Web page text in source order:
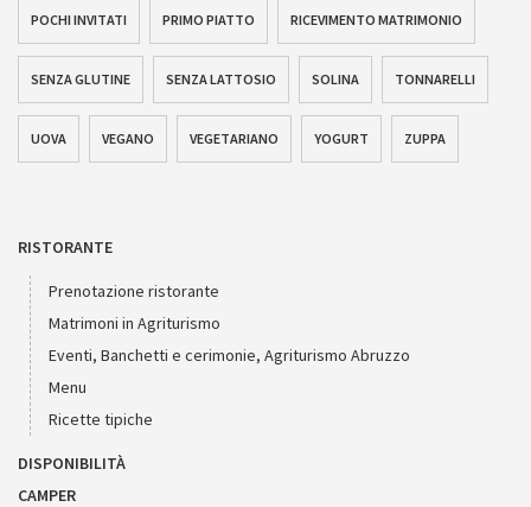
POCHI INVITATI PRIMO PIATTO RICEVIMENTO MATRIMONIO
SENZA GLUTINE SENZA LATTOSIO SOLINA TONNARELLI
UOVA VEGANO VEGETARIANO YOGURT ZUPPA
RISTORANTE
Prenotazione ristorante
Matrimoni in Agriturismo
Eventi, Banchetti e cerimonie, Agriturismo Abruzzo
Menu
Ricette tipiche
DISPONIBILITÀ
CAMPER